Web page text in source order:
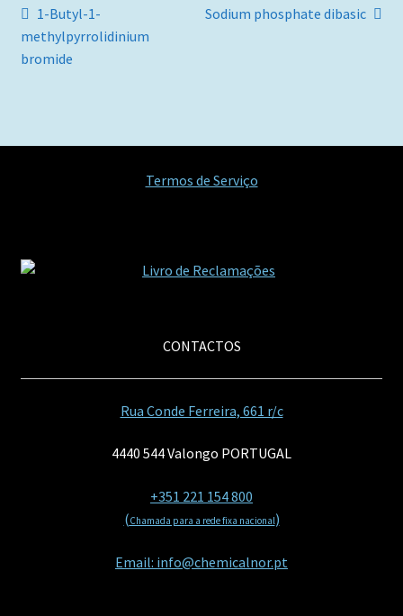
Navegação
de
Artigo
anterior:
1-Butyl-1-
methylpyrrolidinium
bromide
Artigo
Sodium phosphate dibasic
Termos de Serviço
CONTACTOS
Rua Conde Ferreira, 661 r/c
4440 544 Valongo PORTUGAL
+351 221 154 800
(Chamada para a rede fixa nacional)
Email: info@chemicalnor.pt